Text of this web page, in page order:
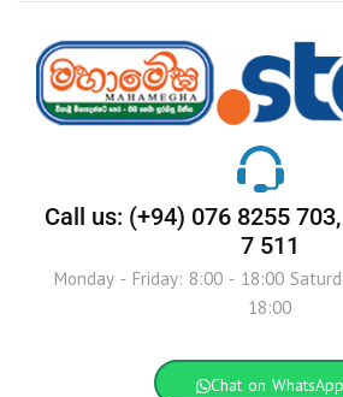
Call us: (+94) 076 8255
7 511
Monday - Friday: 8:00 - 18:00
18:00
Chat on WhatsApp